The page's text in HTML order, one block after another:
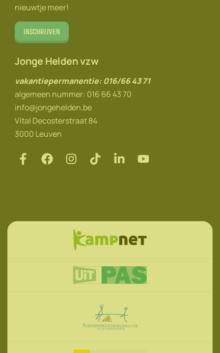
nieuwtje meer!
Inschrijven
Jonge Helden vzw
vakantiepermanentie: 016/66 43 71
algemeen nummer: 016 66 43 70
info@jongehelden.be
Vital Decosterstraat 84
3000 Leuven